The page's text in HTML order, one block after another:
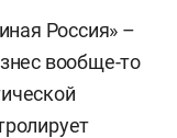
Россия» –
вообще-то